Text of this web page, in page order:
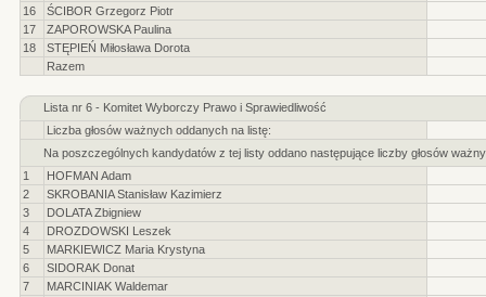
16
ŚCIBOR Grzegorz Piotr
17
ZAPOROWSKA Paulina
18
STĘPIEŃ Miłosława Dorota
Razem
Lista nr 6 - Komitet Wyborczy Prawo i Sprawiedliwość
Liczba głosów ważnych oddanych na listę:
Na poszczególnych kandydatów z tej listy oddano następujące liczby głosów
1
HOFMAN Adam
2
SKROBANIA Stanisław Kazimierz
3
DOLATA Zbigniew
4
DROZDOWSKI Leszek
5
MARKIEWICZ Maria Krystyna
6
SIDORAK Donat
7
MARCINIAK Waldemar